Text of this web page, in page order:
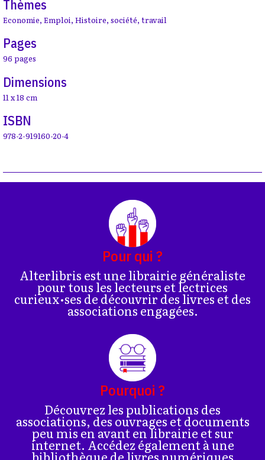
Thèmes
Economie, Emploi, Histoire, société, travail
Pages
96 pages
Dimensions
11 x 18 cm
ISBN
978-2-919160-20-4
Pour qui ?
Alterlibris est une librairie généraliste
pour tous les lecteurs et lectrices
curieux•ses de découvrir des livres et des
associations engagées.
Pourquoi ?
Découvrez les publications des
associations, des ouvrages et documents
peu mis en avant en librairie et sur
internet. Accédez également à une
bibliothèque de livres numériques